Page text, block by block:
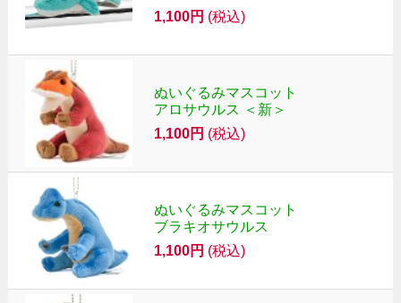
1,100円 (税込)
ぬいぐるみマスコット
アロサウルス ＜新＞
1,100円 (税込)
ぬいぐるみマスコット
ブラキオサウルス
1,100円 (税込)